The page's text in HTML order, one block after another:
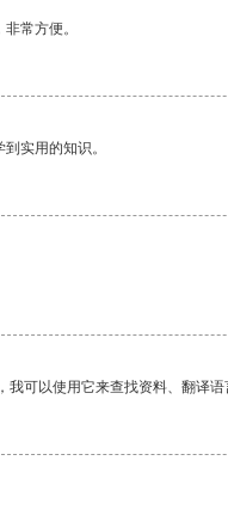
常方便。
实用的知识。
可以使用它来查找资料、翻译语